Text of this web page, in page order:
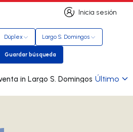
Inicia sesión
Inicia sesión
Dúplex Largo S. Domingos
Guardar búsqueda
Guardar búsqueda
0 dúplex de ocasión a la venta in Largo S. Domingos Último